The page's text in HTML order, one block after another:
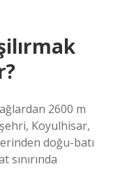
2600 m
Koyulhisar,
doğu-batı
sınırında